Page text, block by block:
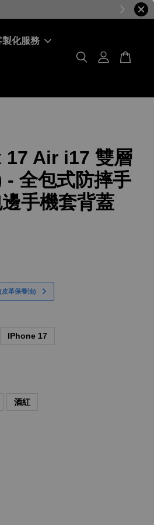
製化服務
Air i17 雙層
- 全包式防摔手
手機套背蓋
皮革保養油)
IPhone 17
酒紅